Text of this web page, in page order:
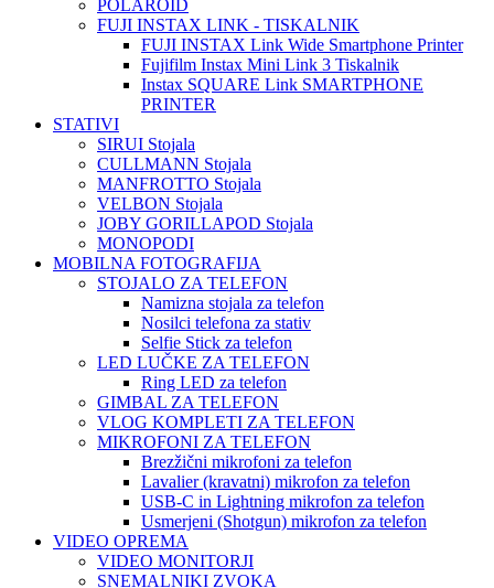
POLAROID
FUJI INSTAX LINK - TISKALNIK
FUJI INSTAX Link Wide Smartphone Printer
Fujifilm Instax Mini Link 3 Tiskalnik
Instax SQUARE Link SMARTPHONE
PRINTER
STATIVI
SIRUI Stojala
CULLMANN Stojala
MANFROTTO Stojala
VELBON Stojala
JOBY GORILLAPOD Stojala
MONOPODI
MOBILNA FOTOGRAFIJA
STOJALO ZA TELEFON
Namizna stojala za telefon
Nosilci telefona za stativ
Selfie Stick za telefon
LED LUČKE ZA TELEFON
Ring LED za telefon
GIMBAL ZA TELEFON
VLOG KOMPLETI ZA TELEFON
MIKROFONI ZA TELEFON
Brezžični mikrofoni za telefon
Lavalier (kravatni) mikrofon za telefon
USB-C in Lightning mikrofon za telefon
Usmerjeni (Shotgun) mikrofon za telefon
VIDEO OPREMA
VIDEO MONITORJI
SNEMALNIKI ZVOKA